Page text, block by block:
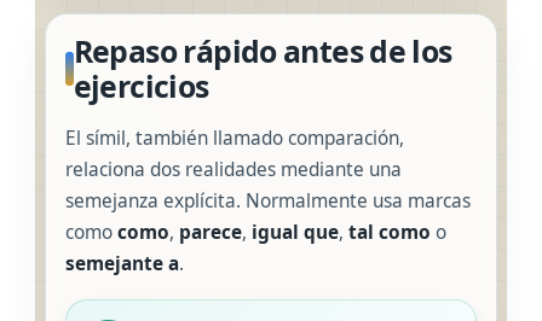
Repaso rápido antes de los
ejercicios
El símil, también llamado comparación,
relaciona dos realidades mediante una
semejanza explícita. Normalmente usa marcas
comocomo, parece, igual que, tal como o
semejante a.